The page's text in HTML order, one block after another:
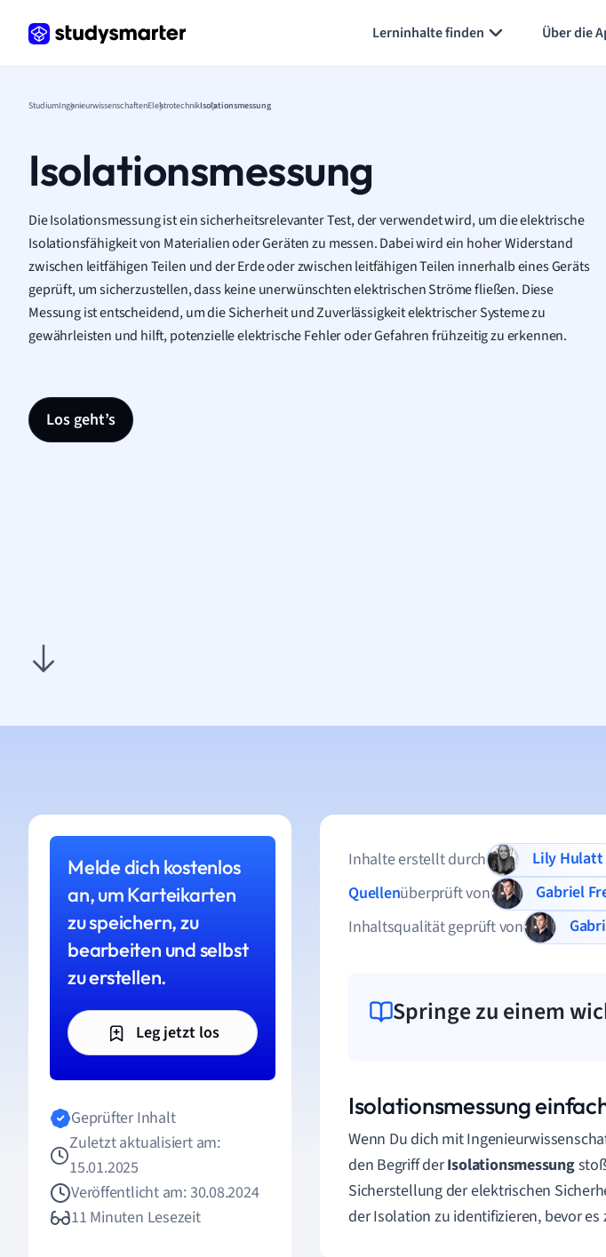
Lerninhalte finden Über die
StudiumIngenieurwissenschaftenElektrotechnikIsolationsmessung
Isolationsmessung
Die Isolationsmessung ist ein sicherheitsrelevanter Test, der verwendet wird, um die elektrische
Isolationsfähigkeit von Materialien oder Geräten zu messen. Dabei wird ein hoher Widerstand
zwischen leitfähigen Teilen und der Erde oder zwischen leitfähigen Teilen innerhalb eines Geräts
geprüft, um sicherzustellen, dass keine unerwünschten elektrischen Ströme fließen. Diese
Messung ist entscheidend, um die Sicherheit und Zuverlässigkeit elektrischer Systeme zu
gewährleisten und hilft, potenzielle elektrische Fehler oder Gefahren frühzeitig zu erkennen.
Los geht’s
Melde dich kostenlos
an, um Karteikarten
zu speichern, zu
bearbeiten und selbst
zu erstellen.
Leg jetzt los
Geprüfter Inhalt
Zuletzt aktualisiert am:
15.01.2025
Veröffentlicht am: 30.08.2024
11 Minuten Lesezeit
Inhalte erstellt durch
Lily Hulatt
Quellenüberprüft von
Gabriel
Inhaltsqualität geprüft von
Springe zu einem
Isolationsmessung
Wenn Du dich mit
den Begriff derIsolationsmessung
Sicherstellung der elektrischen
der Isolation zu identifizieren, bevor